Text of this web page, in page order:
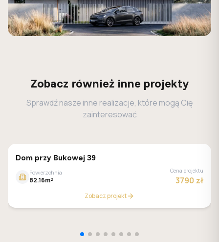
Zobacz również inne projekty
Sprawdź nasze inne realizacje, które mogą Cię
zainteresować
GALERIA DOMÓW
Dom przy Bukowej 39
Powierzchnia
82.16m²
Cena projektu
3790 zł
Zobacz projekt